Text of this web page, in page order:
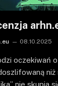
08.10.2025
oczekiwań
niż